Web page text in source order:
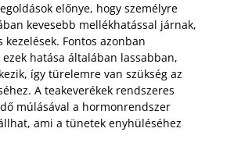
előnye, hogy személyre
kevesebb mellékhatással járnak,
kezelések. Fontos azonban
hatása általában lassabban,
így türelemre van szükség az
A teakeverékek rendszeres
múlásával a hormonrendszer
ami a tünetek enyhüléséhez